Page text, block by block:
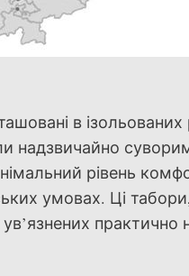
в
надзвичайно
рівень
умовах. Ці
ув’язнених